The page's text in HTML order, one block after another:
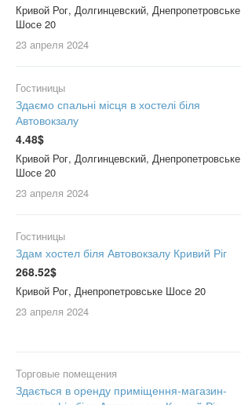
Кривой Рог, Долгинцевский, Днепропетровське
Шосе 20
23 апреля 2024
Гостиницы
Здаємо спальні місця в хостелі біля
Автовокзалу
4.48$
Кривой Рог, Долгинцевский, Днепропетровське
Шосе 20
23 апреля 2024
Гостиницы
Здам хостел біля Автовокзалу Кривий Ріг
268.52$
Кривой Рог, Днепропетровське Шосе 20
23 апреля 2024
Торговые помещения
Здається в оренду приміщення-магазин-